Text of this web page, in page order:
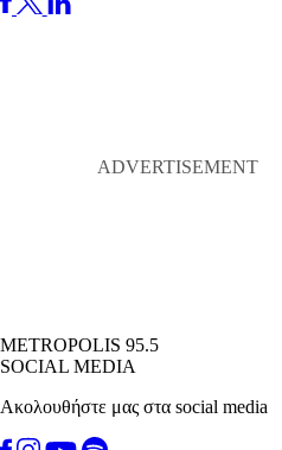
METROPOLIS 95.5
SOCIAL MEDIA
Ακολουθήστε μας στα social media